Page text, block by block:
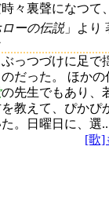
々裏聲になつて
ーの伝説 」より
っつづけに足で
だった。 ほかの
の先生でもあり、
教えて、ぴかぴ
。日曜日に、選
[歌]